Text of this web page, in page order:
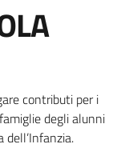
contributi per i
degli alunni